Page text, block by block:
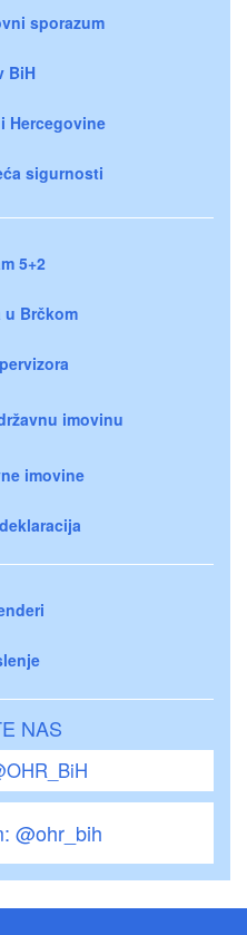
sporazum
BiH
Hercegovine
sigurnosti
5+2
u Brčkom
imovinu
imovine
NAS
@ohr_bih